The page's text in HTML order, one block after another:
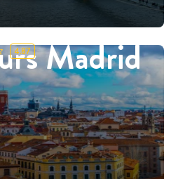
Madrid
4.87